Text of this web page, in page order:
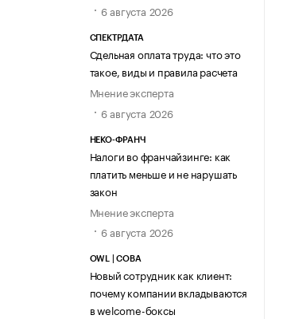
6 августа 2026
СПЕКТРДАТА
Сдельная оплата труда: что это
такое, виды и правила расчета
Мнение эксперта
6 августа 2026
НЕКО-ФРАНЧ
Налоги во франчайзинге: как
платить меньше и не нарушать
закон
Мнение эксперта
6 августа 2026
OWL | СОВА
Новый сотрудник как клиент:
почему компании вкладываются
в welcome-боксы